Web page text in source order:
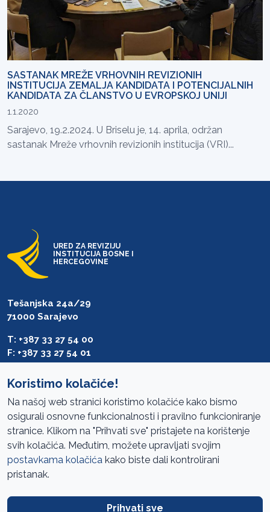
SASTANAK MREŽE VRHOVNIH REVIZIONIH
INSTITUCIJA ZEMALJA KANDIDATA I POTENCIJALNIH
KANDIDATA ZA ČLANSTVO U EVROPSKOJ UNIJI
1.1.2020
Sarajevo, 19.2.2024. U Briselu je, 14. aprila, održan
sastanak Mreže vrhovnih revizionih institucija (VRI)...
URED ZA REVIZIJU
INSTITUCIJA BOSNE I
HERCEGOVINE
Tešanjska 24a/29
71000 Sarajevo
T: +387 33 27 54 00
F: +387 33 27 54 01
Pristup informacijama
Mapa sajta
Oglasi
Koristimo kolačiće!
Na našoj web stranici koristimo kolačiće kako bismo
osigurali osnovne funkcionalnosti i pravilno funkcioniranje
stranice. Klikom na "Prihvati sve" pristajete na korištenje
svih kolačića. Međutim, možete upravljati svojim
postavkama kolačića kako biste dali kontrolirani
pristanak.
Prihvati sve